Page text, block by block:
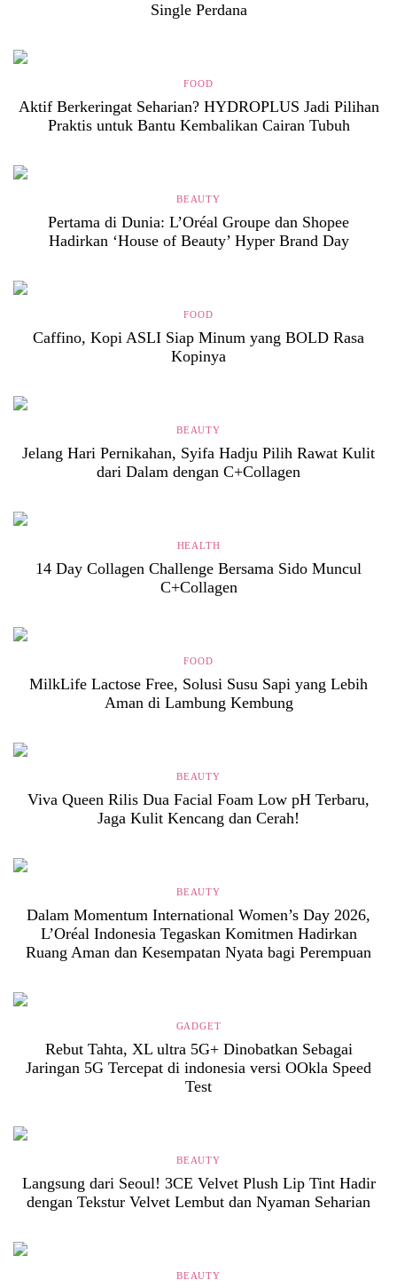
Single Perdana
FOOD
Aktif Berkeringat Seharian? HYDROPLUS Jadi Pilihan
Praktis untuk Bantu Kembalikan Cairan Tubuh
BEAUTY
Pertama di Dunia: L’Oréal Groupe dan Shopee
Hadirkan ‘House of Beauty’ Hyper Brand Day
FOOD
Caffino, Kopi ASLI Siap Minum yang BOLD Rasa
Kopinya
BEAUTY
Jelang Hari Pernikahan, Syifa Hadju Pilih Rawat Kulit
dari Dalam dengan C+Collagen
HEALTH
14 Day Collagen Challenge Bersama Sido Muncul
C+Collagen
FOOD
MilkLife Lactose Free, Solusi Susu Sapi yang Lebih
Aman di Lambung Kembung
BEAUTY
Viva Queen Rilis Dua Facial Foam Low pH Terbaru,
Jaga Kulit Kencang dan Cerah!
BEAUTY
Dalam Momentum International Women’s Day 2026,
L’Oréal Indonesia Tegaskan Komitmen Hadirkan
Ruang Aman dan Kesempatan Nyata bagi Perempuan
GADGET
Rebut Tahta, XL ultra 5G+ Dinobatkan Sebagai
Jaringan 5G Tercepat di indonesia versi OOkla Speed
Test
BEAUTY
Langsung dari Seoul! 3CE Velvet Plush Lip Tint Hadir
dengan Tekstur Velvet Lembut dan Nyaman Seharian
BEAUTY